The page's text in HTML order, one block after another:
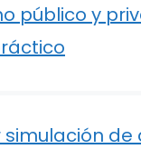
público y
simulación de